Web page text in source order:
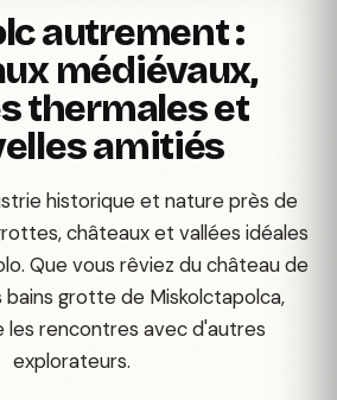
autrement :
médiévaux,
thermales et
amitiés
historique et nature près de
châteaux et vallées idéales
Que vous rêviez du château de
bains grotte de Miskolctapolca,
les rencontres avec d'autres
explorateurs.